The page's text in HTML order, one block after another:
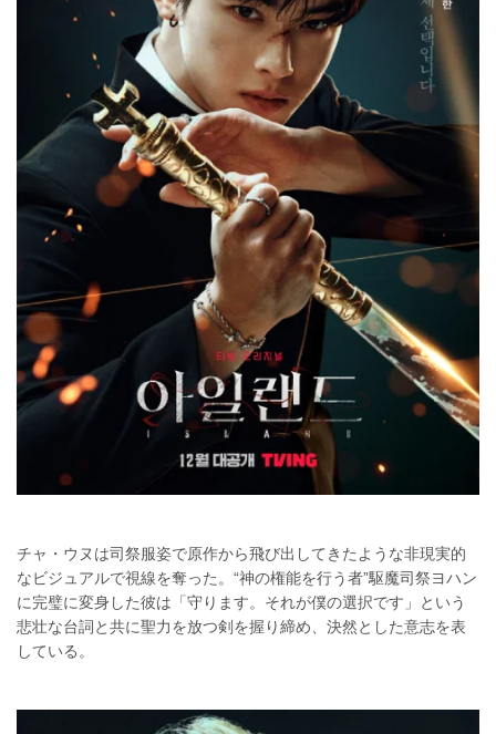
チャ・ウヌは司祭服姿で原作から飛び出してきたような非現実的
なビジュアルで視線を奪った。“神の権能を行う者”駆魔司祭ヨハン
に完璧に変身した彼は「守ります。それが僕の選択です」という
悲壮な台詞と共に聖力を放つ剣を握り締め、決然とした意志を表
している。